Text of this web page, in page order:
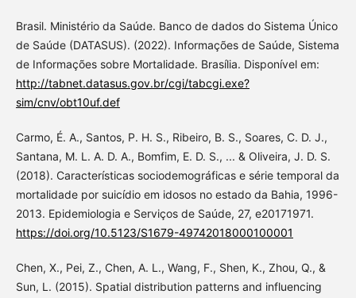
Brasil. Ministério da Saúde. Banco de dados do Sistema Único
de Saúde (DATASUS). (2022). Informações de Saúde, Sistema
de Informações sobre Mortalidade. Brasília. Disponível em:
http://tabnet.datasus.gov.br/cgi/tabcgi.exe?
sim/cnv/obt10uf.def
Carmo, É. A., Santos, P. H. S., Ribeiro, B. S., Soares, C. D. J.,
Santana, M. L. A. D. A., Bomfim, E. D. S., ... & Oliveira, J. D. S.
(2018). Características sociodemográficas e série temporal da
mortalidade por suicídio em idosos no estado da Bahia, 1996-
2013. Epidemiologia e Serviços de Saúde, 27, e20171971.
https://doi.org/10.5123/S1679-49742018000100001
Chen, X., Pei, Z., Chen, A. L., Wang, F., Shen, K., Zhou, Q., &
Sun, L. (2015). Spatial distribution patterns and influencing